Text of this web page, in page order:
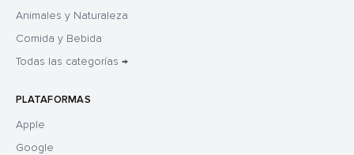
Animales y Naturaleza
Comida y Bebida
Todas las categorías →
PLATAFORMAS
Apple
Google